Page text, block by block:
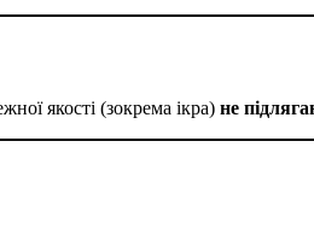
якості (зокрема ікра) не